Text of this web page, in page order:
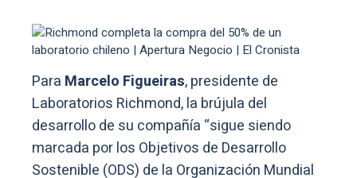
Para Marcelo Figueiras, presidente de
Laboratorios Richmond, la brújula del
desarrollo de su compañía “sigue siendo
marcada por los Objetivos de Desarrollo
Sostenible (ODS) de la Organización Mundial